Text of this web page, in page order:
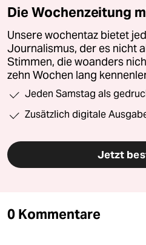
Die Wochenzeitung
Unsere wochentaz bietet
Journalismus, der es nicht
Stimmen, die woanders
zehn Wochen lang
Jeden Samstag als
Zusätzlich digitale
Jetzt
0 Kommentare